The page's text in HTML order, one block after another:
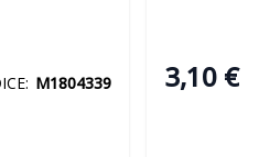
M1804339 3,10 €